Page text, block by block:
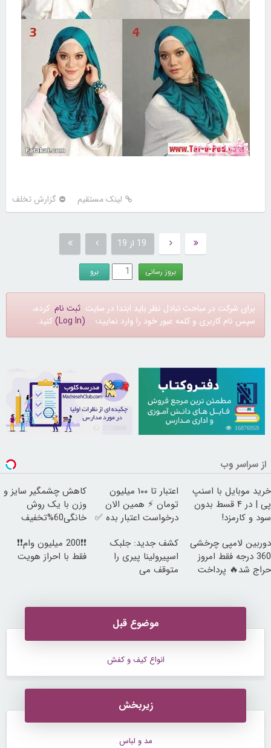
لینک مستقیم گزارش تخلف
19 از 19
برای شرکت در مباحث تبادل نظر باید ابتدا در سایت ثبت نام کرده،
سپس نام کاربری و کلمه عبور خود را وارد نمایید؛ (Log In) کنید.
16876959
از سراسر وب
خرید موبایل با اسنپ
پی | در ۴ قسط بدون
سود و کارمزد!
اعتبار تا ۱۰۰ میلیون
تومان ⚡ همین الان
درخواست اعتبار بده ✅
کاهش چشمگیر سایز و
وزن با یک روش
خانگی60%تخفیف
دوربین لامپی چرخشی
360 درجه فقط امروز
حراج شد🔥 پرداخت
کشف جدید: جلبک
اسپیرولینا پیری را
متوقف می
❗❗200 میلیون وام❗❗
فقط با احراز هویت
موضوع قبل
انواع کیف و کفش
زیربخش
مد و لباس